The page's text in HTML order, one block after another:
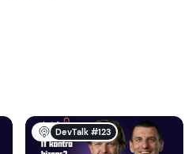
DevTalk #123